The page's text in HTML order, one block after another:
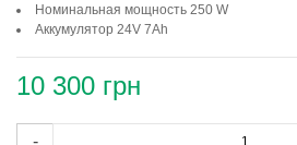
Номинальная мощность 250 W
Аккумулятор 24V 7Ah
10 300 грн